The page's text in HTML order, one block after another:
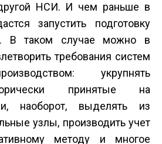
НСИ. И чем раньше в
запустить подготовку
В таком случае можно в
требования систем
укрупнять
принятые на
наоборот, выделять из
узлы, производить учет
методу и многое